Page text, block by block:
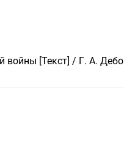
войны [Текст] / Г. А.